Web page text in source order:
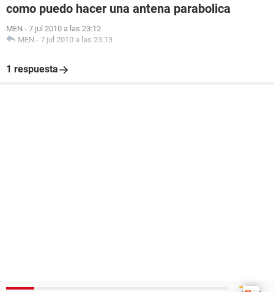
como puedo hacer una antena parabolica
MEN - 7 jul 2010 a las 23:12
MEN - 7 jul 2010 a las 23:13
1 respuesta